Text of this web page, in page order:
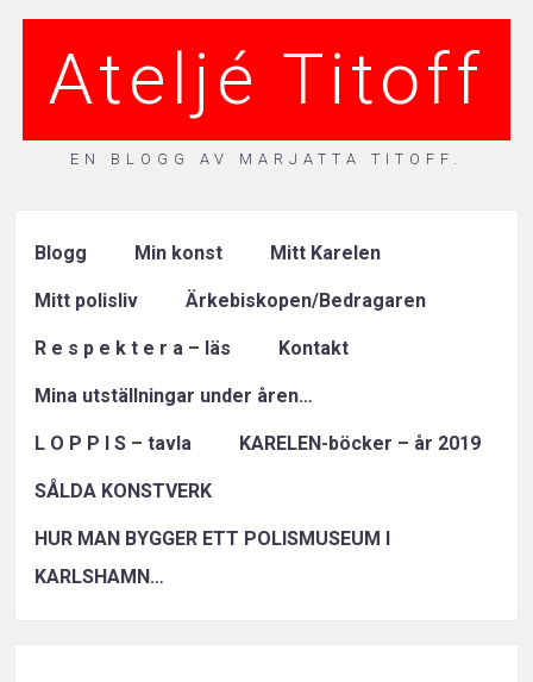
Ateljé Titoff
EN BLOGG AV MARJATTA TITOFF.
Blogg Min konst Mitt Karelen
Mitt polisliv Ärkebiskopen/Bedragaren
R e s p e k t e r a – läs Kontakt
Mina utställningar under åren…
L O P P I S – tavla KARELEN-böcker – år 2019
SÅLDA KONSTVERK
HUR MAN BYGGER ETT POLISMUSEUM I
KARLSHAMN…